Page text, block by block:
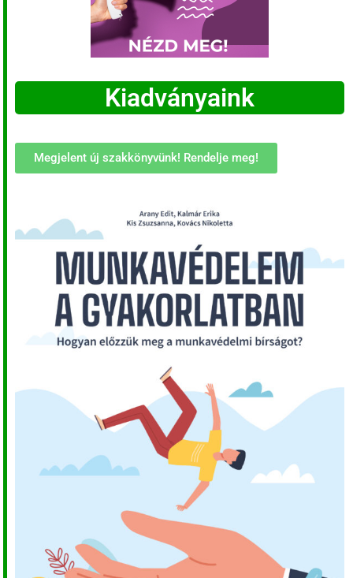
Kiadványaink
Megjelent új szakkönyvünk! Rendelje meg!